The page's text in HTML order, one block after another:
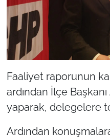
Faaliyet raporunun
ardından İlçe Başkanı
yaparak, delegelere
Ardından